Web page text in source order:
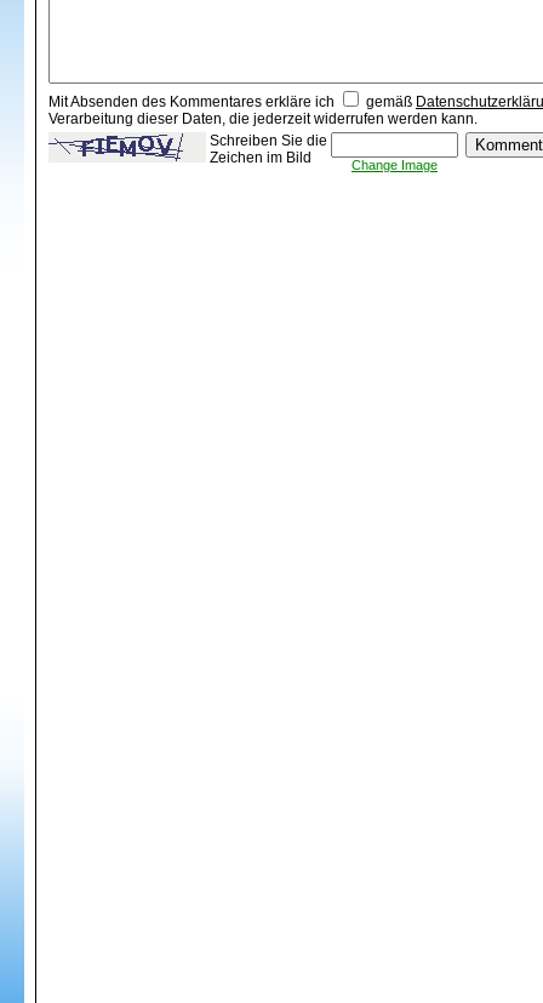
Mit Absenden des Kommentares erkläre ich gemäß
Verarbeitung dieser Daten, die jederzeit widerrufen werden kann.
Schreiben Sie die
Zeichen im Bild
Change Image